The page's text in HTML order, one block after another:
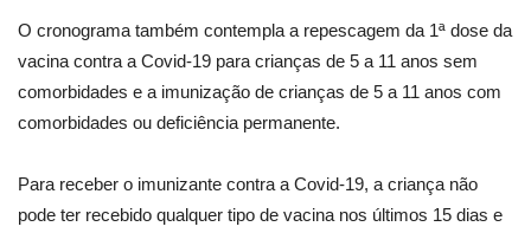
O cronograma também contempla a repescagem da 1ª dose da
vacina contra a Covid-19 para crianças de 5 a 11 anos sem
comorbidades e a imunização de crianças de 5 a 11 anos com
comorbidades ou deficiência permanente.
Para receber o imunizante contra a Covid-19, a criança não
pode ter recebido qualquer tipo de vacina nos últimos 15 dias e